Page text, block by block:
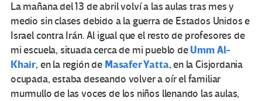
La mañana del 13 de abril volví a las aulas tras mes y
medio sin clases debido a la guerra de Estados Unidos e
Israel contra Irán. Al igual que el resto de profesores de
mi escuela, situada cerca de mi pueblo deUmm Al-
Khair, en la región de Masafer Yatta, en la Cisjordania
ocupada, estaba deseando volver a oír el familiar
murmullo de las voces de los niños llenando las aulas,